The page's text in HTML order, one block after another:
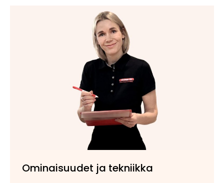
Ominaisuudet ja tekniikka